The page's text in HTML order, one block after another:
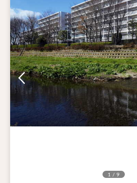
1 / 9